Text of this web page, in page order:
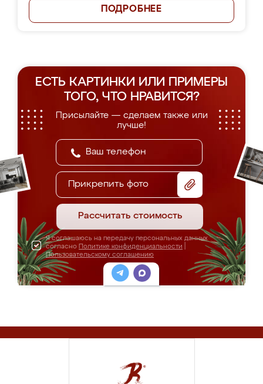
ПОДРОБНЕЕ
ЕСТЬ КАРТИНКИ ИЛИ ПРИМЕРЫ
ТОГО, ЧТО НРАВИТСЯ?
Присылайте — сделаем также или
лучше!
Прикрепить фото
Рассчитать стоимость
Я соглашаюсь на передачу персональных данных
согласно Политике конфиденциальности
Пользовательскому соглашению